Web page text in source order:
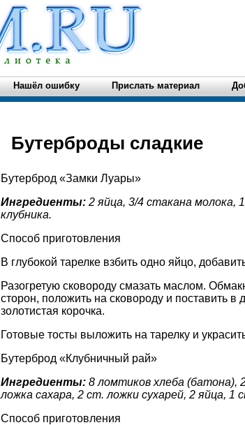
Нашёл ошибку Прислать материал
Бутерброды сладкие
Бутерброд «Замки Луары»
Ингредиенты: 2 яйца, 3/4 стакана молока,
клубника.
Способ приготовления
В глубокой тарелке взбить одно яйцо,
Разогретую сковороду смазать маслом.
сторон, положить на сковороду и поставить в
золотистая корочка.
Готовые тосты выложить на тарелку и
Бутерброд «Клубничный рай»
Ингредиенты: 8 ломтиков хлеба (батона),
ложка сахара, 2 ст. ложки сухарей, 2 яйца, 1
Способ приготовления